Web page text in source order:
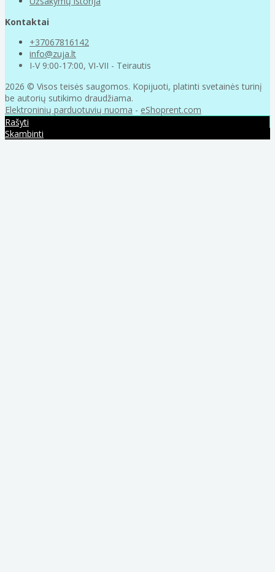
Kontaktai
+37067816142
info@zuja.lt
I-V 9:00-17:00, VI-VII - Teirautis
2026 © Visos teisės saugomos. Kopijuoti, platinti svetainės turinį
be autorių sutikimo draudžiama.
Elektroninių parduotuvių nuoma - eShoprent.com
Rašyti
Skambinti